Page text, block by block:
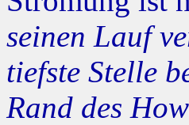
seinen Lauf
tiefste Stelle
Rand des